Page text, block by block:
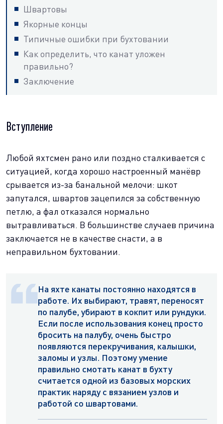
Швартовы
Якорные концы
Типичные ошибки при бухтовании
Как определить, что канат уложен
правильно?
Заключение
Вступление
Любой яхтсмен рано или поздно сталкивается с
ситуацией, когда хорошо настроенный манёвр
срывается из-за банальной мелочи: шкот
запутался, швартов зацепился за собственную
петлю, а фал отказался нормально
вытравливаться. В большинстве случаев причина
заключается не в качестве снасти, а в
неправильном бухтовании.
На яхте канаты постоянно находятся в
работе. Их выбирают, травят, переносят
по палубе, убирают в кокпит или рундуки.
Если после использования конец просто
бросить на палубу, очень быстро
появляются перекручивания, калышки,
заломы и узлы. Поэтому умение
правильно смотать канат в бухту
считается одной из базовых морских
практик наряду с вязанием узлов и
работой со швартовами.